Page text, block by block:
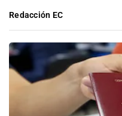
Redacción EC